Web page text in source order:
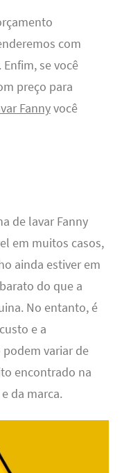
com
se você
preço para
Fannyvocê
de lavar Fanny
em muitos casos,
ainda estiver em
do que a
No entanto, é
e a
variar de
encontrado na
da marca.